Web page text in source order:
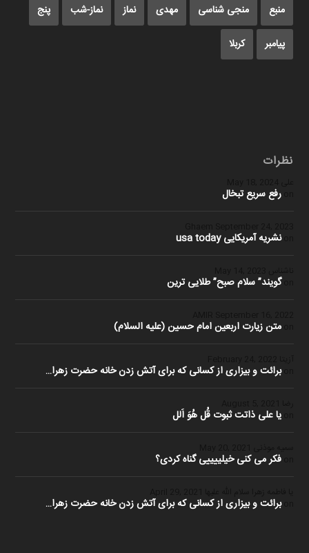
منبع منجی شناسی مهدی نماز نماز-شب پنج
پیامبر کربلا
نظرات
علی
رفع سریع تبخال
نشریه آمریکایی usa today
گویند” سلام صبح” طلایی ترین
متن زیارت اربعین امام حسین (علیه السلام)
برائت و بیزاری از کسانی که برای آتش زدن خانه حضرت زهرا…
رضا
یا علی ذاتت ثبوت قُل هُوَ اَلل
سمیه موذنی
فکر می کنی خیلییییی گناه کردی؟
یا فاطمه زهرا سلام الله علیها
برائت و بیزاری از کسانی که برای آتش زدن خانه حضرت زهرا…